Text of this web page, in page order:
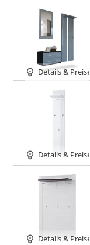
Details & Preise
Details & Preise
Details & Preise